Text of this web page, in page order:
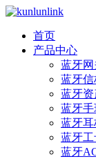
首页
产品中心
蓝牙网
蓝牙信
蓝牙
蓝牙手
蓝牙耳
蓝牙工
蓝牙